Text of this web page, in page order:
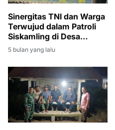
Sinergitas TNI dan Warga
Terwujud dalam Patroli
Siskamling di Desa
Bintaran Banyuasin
5 bulan yang lalu